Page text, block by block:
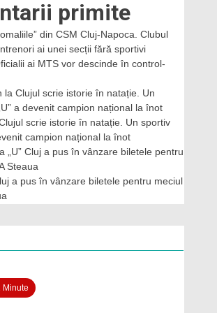
primite
din CSM Cluj-Napoca. Clubul
ai unei secții fără sportivi
ai MTS vor descinde în control-
la Clujul scrie istorie în natație. Un
a devenit campion național la înot
scrie istorie în natație. Un sportiv
campion național la înot
„U” Cluj a pus în vânzare biletele pentru
Steaua
a pus în vânzare biletele pentru meciul
Minute